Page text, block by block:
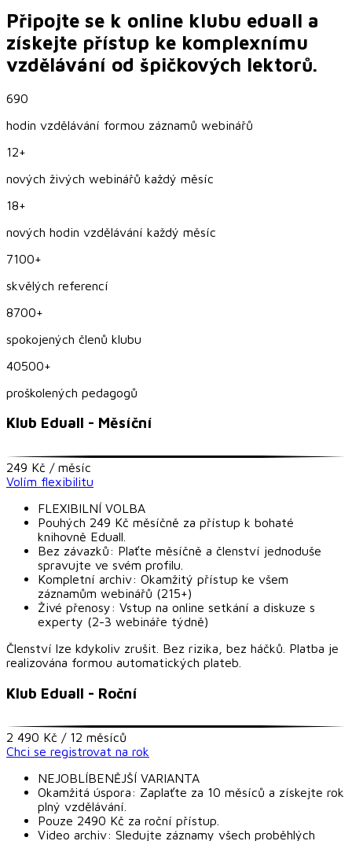
Připojte se k online klubu eduall a
získejte přístup ke komplexnímu
vzdělávání od špičkových lektorů.
690
hodin vzdělávání formou záznamů webinářů
12+
nových živých webinářů každý měsíc
18+
nových hodin vzdělávání každý měsíc
7100+
skvělých referencí
8700+
spokojených členů klubu
40500+
proškolených pedagogů
Klub Eduall - Měsíční
249 Kč / měsíc
Volím flexibilitu
FLEXIBILNÍ VOLBA
Pouhých 249 Kč měsíčně za přístup k bohaté
knihovně Eduall.
Bez závazků: Plaťte měsíčně a členství jednoduše
spravujte ve svém profilu.
Kompletní archiv: Okamžitý přístup ke všem
záznamům webinářů (215+)
Živé přenosy: Vstup na online setkání a diskuze s
experty (2-3 webináře týdně)
Členství lze kdykoliv zrušit. Bez rizika, bez háčků. Platba je
realizována formou automatických plateb.
Klub Eduall - Roční
2 490 Kč / 12 měsíců
Chci se registrovat na rok
NEJOBLÍBENĚJŠÍ VARIANTA
Okamžitá úspora: Zaplaťte za 10 měsíců a získejte rok
plný vzdělávání.
Pouze 2490 Kč za roční přístup.
Video archiv: Sledujte záznamy všech proběhlých